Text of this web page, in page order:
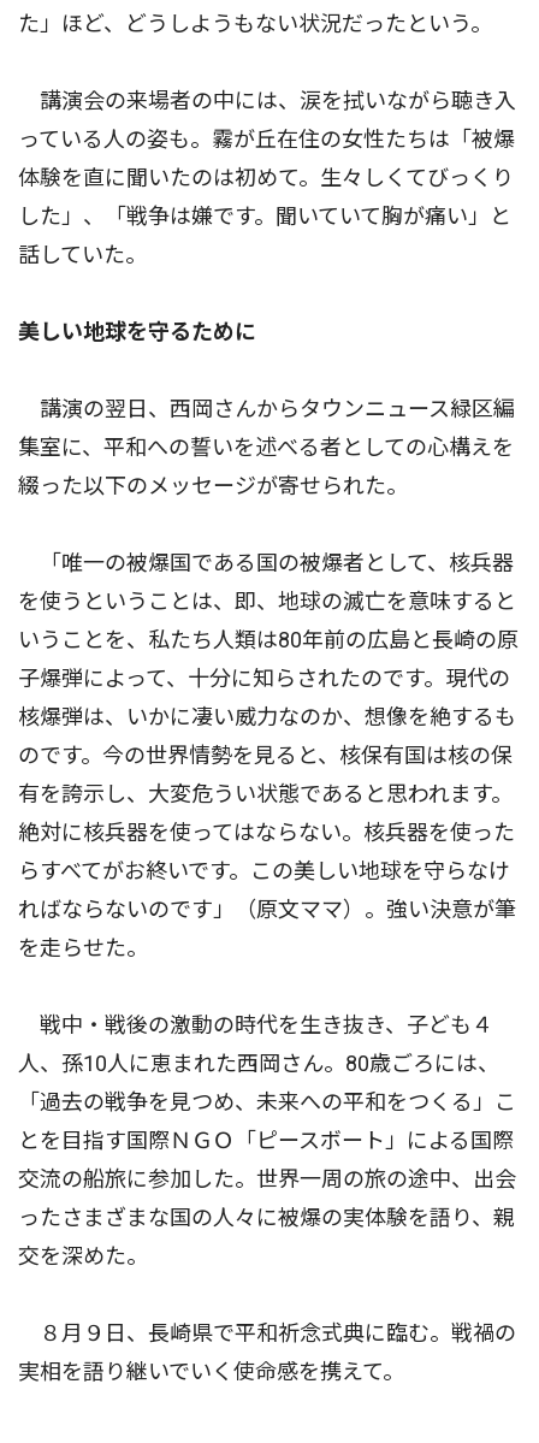
た」ほど、どうしようもない状況だったという。
講演会の来場者の中には、涙を拭いながら聴き入
っている人の姿も。霧が丘在住の女性たちは「被爆
体験を直に聞いたのは初めて。生々しくてびっくり
した」、「戦争は嫌です。聞いていて胸が痛い」と
話していた。
美しい地球を守るために
講演の翌日、西岡さんからタウンニュース緑区編
集室に、平和への誓いを述べる者としての心構えを
綴った以下のメッセージが寄せられた。
「唯一の被爆国である国の被爆者として、核兵器
を使うということは、即、地球の滅亡を意味すると
いうことを、私たち人類は80年前の広島と長崎の原
子爆弾によって、十分に知らされたのです。現代の
核爆弾は、いかに凄い威力なのか、想像を絶するも
のです。今の世界情勢を見ると、核保有国は核の保
有を誇示し、大変危うい状態であると思われます。
絶対に核兵器を使ってはならない。核兵器を使った
らすべてがお終いです。この美しい地球を守らなけ
ればならないのです」（原文ママ）。強い決意が筆
を走らせた。
戦中・戦後の激動の時代を生き抜き、子ども４
人、孫10人に恵まれた西岡さん。80歳ごろには、
「過去の戦争を見つめ、未来への平和をつくる」こ
とを目指す国際ＮＧＯ「ピースボート」による国際
交流の船旅に参加した。世界一周の旅の途中、出会
ったさまざまな国の人々に被爆の実体験を語り、親
交を深めた。
８月９日、長崎県で平和祈念式典に臨む。戦禍の
実相を語り継いでいく使命感を携えて。